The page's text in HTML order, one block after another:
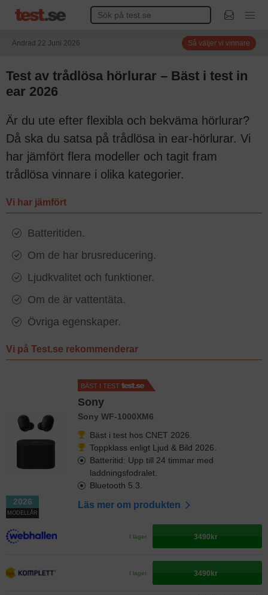
Ändrad 22 Juni 2026 Så väljer vi vinnare
Test av trådlösa hörlurar – Bäst i test in
ear 2026
Är du ute efter flexibla och bekväma hörlurar?
Då ska du satsa på trådlösa in ear-hörlurar. Vi
har jämfört flera modeller och tagit fram
trådlösa vinnare i olika kategorier.
Vi har jämfört
Batteritiden.
Om de har brusreducering.
Ljudkvalitet och funktioner.
Om de är vattentäta.
Övriga egenskaper.
Vi på Test.se rekommenderar
2026
MODELLÅR
BÄST I TEST
Sony
Sony WF-1000XM6
Bäst i test hos CNET 2026.
Toppklass enligt Ljud & Bild 2026.
Batteritid: Upp till 24 timmar med
laddningsfodralet.
Bluetooth 5.3.
Läs mer om produkten
I lager 3490kr
I lager 3490kr